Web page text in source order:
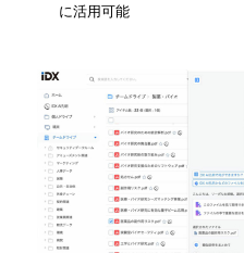
に活用可能